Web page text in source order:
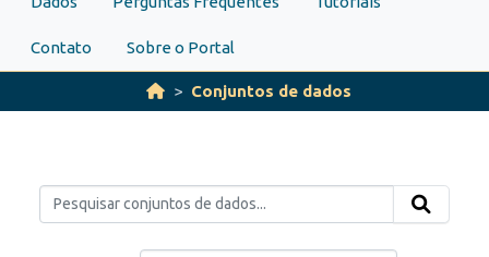
Contato Sobre o Portal
Conjuntos de dados